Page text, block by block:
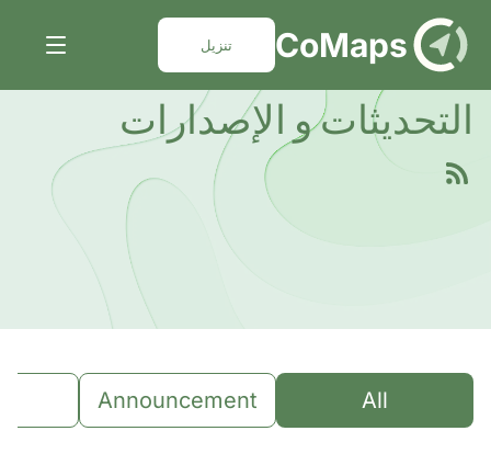
DE
CoMaps تنزيل
التحديثات و الإصدارات
All
Announcement